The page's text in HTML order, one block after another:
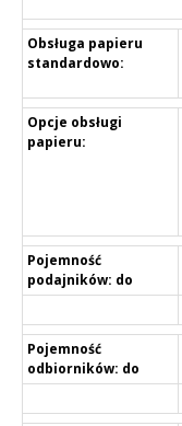
Obsługa papieru
standardowo:
Opcje obsługi
papieru:
Pojemność
podajników: do
Pojemność
odbiorników: do